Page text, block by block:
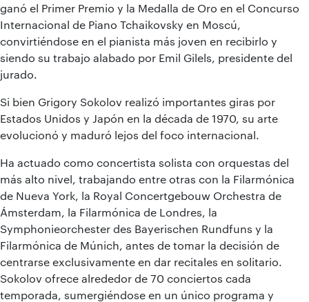
ganó el Primer Premio y la Medalla de Oro en el Concurso
Internacional de Piano Tchaikovsky en Moscú,
convirtiéndose en el pianista más joven en recibirlo y
siendo su trabajo alabado por Emil Gilels, presidente del
jurado.
Si bien Grigory Sokolov realizó importantes giras por
Estados Unidos y Japón en la década de 1970, su arte
evolucionó y maduró lejos del foco internacional.
Ha actuado como concertista solista con orquestas del
más alto nivel, trabajando entre otras con la Filarmónica
de Nueva York, la Royal Concertgebouw Orchestra de
Ámsterdam, la Filarmónica de Londres, la
Symphonieorchester des Bayerischen Rundfuns y la
Filarmónica de Múnich, antes de tomar la decisión de
centrarse exclusivamente en dar recitales en solitario.
Sokolov ofrece alrededor de 70 conciertos cada
temporada, sumergiéndose en un único programa y